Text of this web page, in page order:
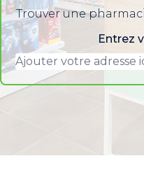
Trouver une
Entrez